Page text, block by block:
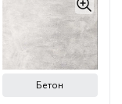
Бетон